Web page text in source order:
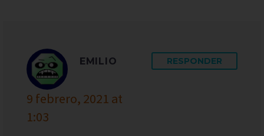
EMILIO
9 febrero, 2021 at
1:03
RESPONDER